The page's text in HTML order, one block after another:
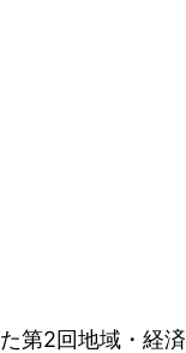
第2回地域・経済